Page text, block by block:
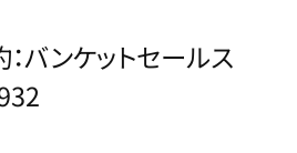
バンケットセールス